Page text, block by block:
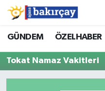
GÜNDEM ÖZELHABER
Tokat Namaz Vakitleri
İzmir Nöbetçi
İzmir Hava Durumu